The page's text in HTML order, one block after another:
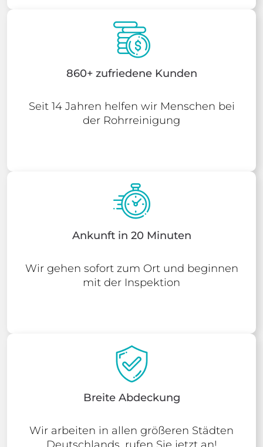
860+ zufriedene Kunden
Seit 14 Jahren helfen wir Menschen bei
der Rohrreinigung
Ankunft in 20 Minuten
Wir gehen sofort zum Ort und beginnen
mit der Inspektion
Breite Abdeckung
Wir arbeiten in allen größeren Städten
Deutschlands, rufen Sie jetzt an!